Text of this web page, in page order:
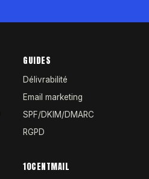
GUIDES
Délivrabilité
Email marketing
SPF/DKIM/DMARC
RGPD
10CENTMAIL